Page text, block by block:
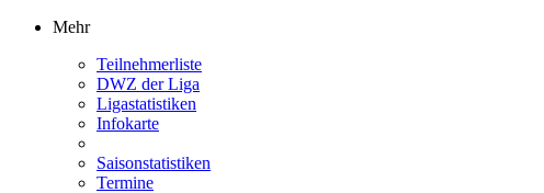
Mehr
Teilnehmerliste
DWZ der Liga
Ligastatistiken
Infokarte
Saisonstatistiken
Termine